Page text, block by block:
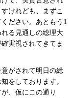
けれども、まずこ
ださい。あともう1
る見通しの総理大
実視されてきてま
がされて明日の総
をしております。
、仮にこの通り